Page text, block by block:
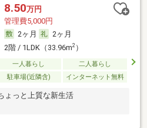
8.50万円
管理費5,000円
2ヶ月
2ヶ月
2階 / 1LDK（33.96m2）
一人暮らし
二人暮らし
駐車場(近隣含) インターネット無料
ょっと上質な新生活